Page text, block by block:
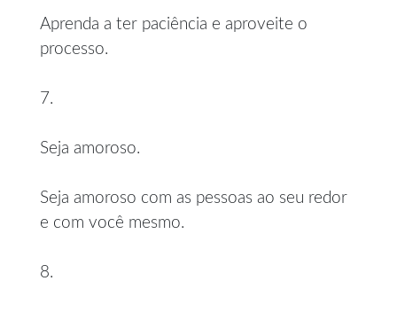
Aprenda a ter paciência e aproveite o
processo.
7.
Seja amoroso.
Seja amoroso com as pessoas ao seu redor
e com você mesmo.
8.